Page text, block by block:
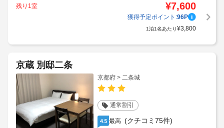
残り1室
¥7,600
獲得予定ポイント:96P
1泊1名あたり¥3,800
京蔵 別邸二条
京都府 > 二条城
通常割引
4.5 最高 (クチコミ75件)